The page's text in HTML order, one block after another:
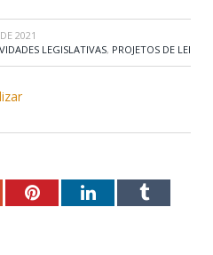
2021
LEGISLATIVAS, PROJETOS DE LEI
PinterestLinkedInTumblr